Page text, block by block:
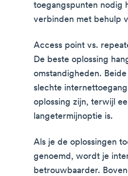
toegangspunten nodig
verbinden met behulp
Access point vs.
De beste oplossing
omstandigheden.
slechte
oplossing zijn, terwijl
langetermijnoptie is.
Als je de oplossingen
genoemd, wordt je
betrouwbaarder.